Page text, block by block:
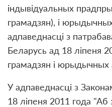
індывідуальных
грамадзян), і
адпаведнасці з
Беларусь ад 18 ліпеня
грамадзян і юрыдычных
У адпаведнасці з
18 ліпеня 2011 года "Аб